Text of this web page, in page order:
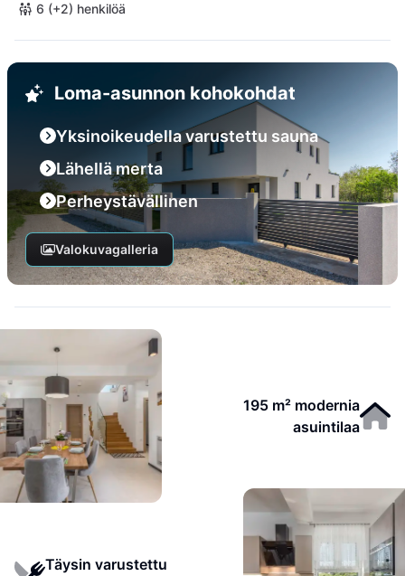
6 (+2) henkilöä
Loma-asunnon kohokohdat
Yksinoikeudella varustettu sauna
Lähellä merta
Perheystävällinen
Valokuvagalleria
195 m² modernia
asuintilaa
Täysin varustettu